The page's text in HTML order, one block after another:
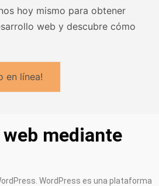
hoy mismo para obtener
web y descubre cómo
en línea!
mediante
WordPress es una plataforma